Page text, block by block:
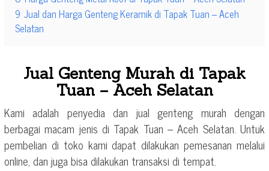
9 Jual dan Harga Genteng Keramik di Tapak Tuan – Aceh
Selatan
Jual Genteng Murah di Tapak
Tuan – Aceh Selatan
Kami adalah penyedia dan jual genteng murah dengan
berbagai macam jenis di Tapak Tuan – Aceh Selatan. Untuk
pembelian di toko kami dapat dilakukan pemesanan melalui
online, dan juga bisa dilakukan transaksi di tempat.